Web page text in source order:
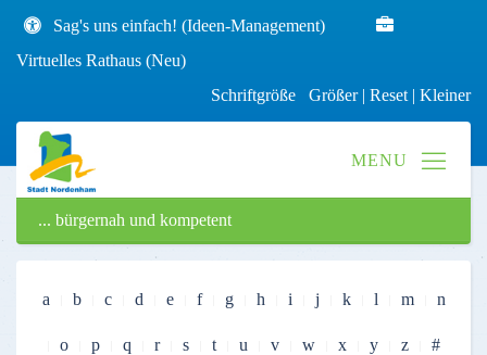
Sag's uns einfach! (Ideen-Management)
Virtuelles Rathaus (Neu)
Schriftgröße Größer| Reset | Kleiner
... bürgernah und kompetent
a b c d e f g h i j k l m n
o p q r s t u v w x y z #